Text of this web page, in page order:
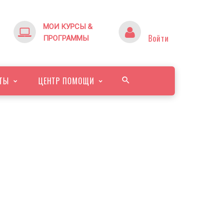
МОИ КУРСЫ &
ПРОГРАММЫ
Войти
ЦЕНТР ПОМОЩИ